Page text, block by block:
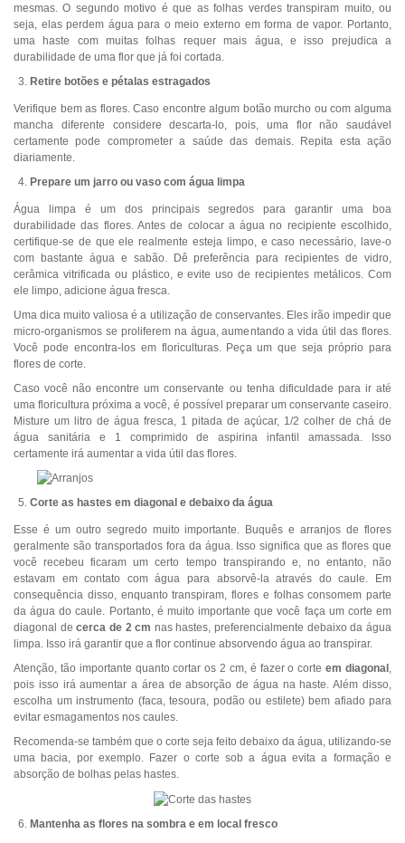
mesmas. O segundo motivo é que as folhas verdes transpiram muito, ou
seja, elas perdem água para o meio externo em forma de vapor. Portanto,
uma haste com muitas folhas requer mais água, e isso prejudica a
durabilidade de uma flor que já foi cortada.
Retire botões e pétalas estragados
Verifique bem as flores. Caso encontre algum botão murcho ou com alguma
mancha diferente considere descarta-lo, pois, uma flor não saudável
certamente pode comprometer a saúde das demais. Repita esta ação
diariamente.
Prepare um jarro ou vaso com água limpa
Água limpa é um dos principais segredos para garantir uma boa
durabilidade das flores. Antes de colocar a água no recipiente escolhido,
certifique-se de que ele realmente esteja limpo, e caso necessário, lave-o
com bastante água e sabão. Dê preferência para recipientes de vidro,
cerâmica vitrificada ou plástico, e evite uso de recipientes metálicos. Com
ele limpo, adicione água fresca.
Uma dica muito valiosa é a utilização de conservantes. Eles irão impedir que
micro-organismos se proliferem na água, aumentando a vida útil das flores.
Você pode encontra-los em floriculturas. Peça um que seja próprio para
flores de corte.
Caso você não encontre um conservante ou tenha dificuldade para ir até
uma floricultura próxima a você, é possível preparar um conservante caseiro.
Misture um litro de água fresca, 1 pitada de açúcar, 1/2 colher de chá de
água sanitária e 1 comprimido de aspirina infantil amassada. Isso
certamente irá aumentar a vida útil das flores.
Corte as hastes em diagonal e debaixo da água
Esse é um outro segredo muito importante. Buquês e arranjos de flores
geralmente são transportados fora da água. Isso significa que as flores que
você recebeu ficaram um certo tempo transpirando e, no entanto, não
estavam em contato com água para absorvê-la através do caule. Em
consequência disso, enquanto transpiram, flores e folhas consomem parte
da água do caule. Portanto, é muito importante que você faça um corte em
diagonal decerca de 2 cm nas hastes, preferencialmente debaixo da água
limpa. Isso irá garantir que a flor continue absorvendo água ao transpirar.
Atenção, tão importante quanto cortar os 2 cm, é fazer o corteem diagonal ,
pois isso irá aumentar a área de absorção de água na haste. Além disso,
escolha um instrumento (faca, tesoura, podão ou estilete) bem afiado para
evitar esmagamentos nos caules.
Recomenda-se também que o corte seja feito debaixo da água, utilizando-se
uma bacia, por exemplo. Fazer o corte sob a água evita a formação e
absorção de bolhas pelas hastes.
Mantenha as flores na sombra e em local fresco